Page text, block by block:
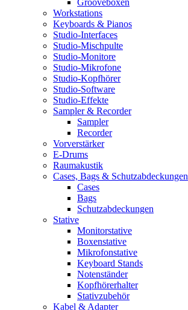
Grooveboxen
Workstations
Keyboards & Pianos
Studio-Interfaces
Studio-Mischpulte
Studio-Monitore
Studio-Mikrofone
Studio-Kopfhörer
Studio-Software
Studio-Effekte
Sampler & Recorder
Sampler
Recorder
Vorverstärker
E-Drums
Raumakustik
Cases, Bags & Schutzabdeckungen
Cases
Bags
Schutzabdeckungen
Stative
Monitorstative
Boxenstative
Mikrofonstative
Keyboard Stands
Notenständer
Kopfhörerhalter
Stativzubehör
Kabel & Adapter